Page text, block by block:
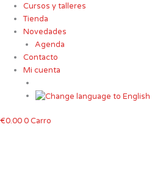
Cursos y talleres
Tienda
Novedades
Agenda
Contacto
Mi cuenta
€0.000Carro